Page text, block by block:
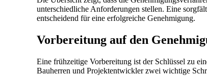
unterschiedliche Anforderungen stellen. Eine
entscheidend für eine erfolgreiche Genehmigung.
Vorbereitung auf den
Eine frühzeitige Vorbereitung ist der Schlüssel zu
Bauherren und Projektentwickler zwei wichtige